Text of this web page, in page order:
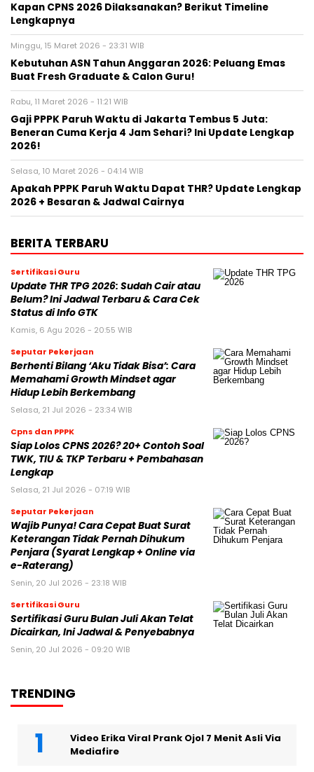
Kapan CPNS 2026 Dilaksanakan? Berikut Timeline
Lengkapnya
Minggu, 15 Maret 2026 - 23:31 WIB
Kebutuhan ASN Tahun Anggaran 2026: Peluang Emas
Buat Fresh Graduate & Calon Guru!
Rabu, 11 Maret 2026 - 11:21 WIB
Gaji PPPK Paruh Waktu di Jakarta Tembus 5 Juta:
Beneran Cuma Kerja 4 Jam Sehari? Ini Update Lengkap
2026!
Selasa, 10 Maret 2026 - 04:14 WIB
Apakah PPPK Paruh Waktu Dapat THR? Update Lengkap
2026 + Besaran & Jadwal Cairnya
BERITA TERBARU
Sertifikasi Guru
Update THR TPG 2026: Sudah Cair atau
Belum? Ini Jadwal Terbaru & Cara Cek
Status di Info GTK
Kamis, 6 Agu 2026 - 20:55 WIB
Seputar Pekerjaan
Berhenti Bilang ‘Aku Tidak Bisa’: Cara
Memahami Growth Mindset agar
Hidup Lebih Berkembang
Selasa, 21 Jul 2026 - 23:34 WIB
Cpns dan PPPK
Siap Lolos CPNS 2026? 20+ Contoh Soal
TWK, TIU & TKP Terbaru + Pembahasan
Lengkap
Selasa, 21 Jul 2026 - 07:19 WIB
Seputar Pekerjaan
Wajib Punya! Cara Cepat Buat Surat
Keterangan Tidak Pernah Dihukum
Penjara (Syarat Lengkap + Online via
e-Raterang)
Senin, 20 Jul 2026 - 23:18 WIB
Sertifikasi Guru
Sertifikasi Guru Bulan Juli Akan Telat
Dicairkan, Ini Jadwal & Penyebabnya
Senin, 20 Jul 2026 - 09:20 WIB
TRENDING
Video Erika Viral Prank Ojol 7 Menit Asli Via
Mediafire